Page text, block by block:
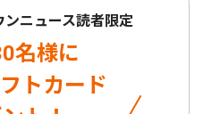
ンニュース読者限定
名様に
トカード